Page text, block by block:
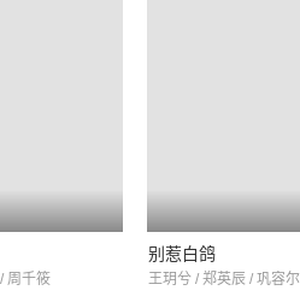
周千筱
别惹白鸽
王玥兮 / 郑英辰 / 巩容尔